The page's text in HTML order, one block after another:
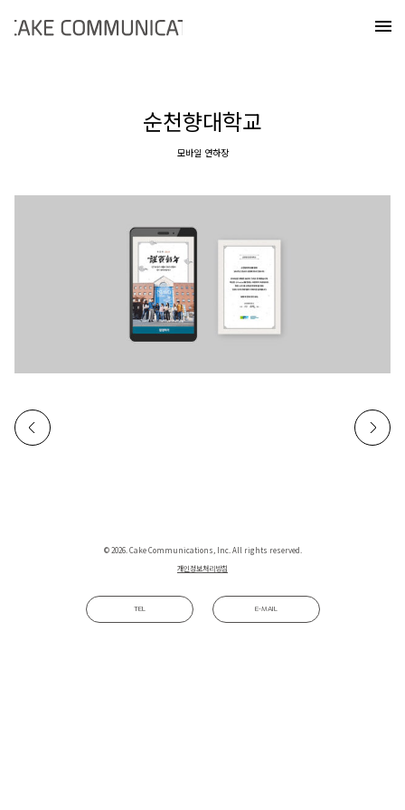
케이크커뮤니케이션즈 메
순천향대학교
모바일 연하장
© 2026. Cake Communications, Inc. All rights reserved.
개인정보처리방침
TEL E-MAIL